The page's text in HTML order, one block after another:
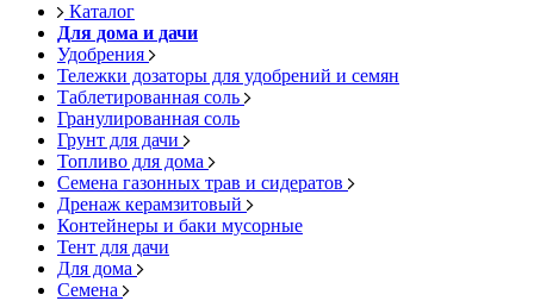
Каталог
Для дома и дачи
Удобрения
Тележки дозаторы для удобрений и семян
Таблетированная соль
Гранулированная соль
Грунт для дачи
Топливо для дома
Семена газонных трав и сидератов
Дренаж керамзитовый
Контейнеры и баки мусорные
Тент для дачи
Для дома
Семена